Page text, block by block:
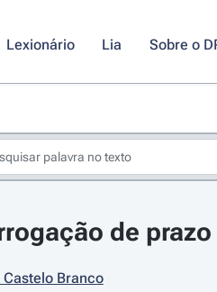
Lexionário Lia Sobre o
de
Branco